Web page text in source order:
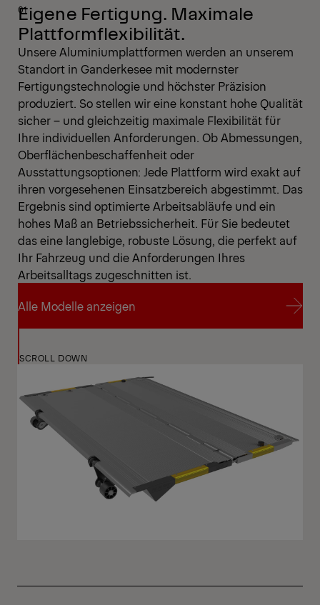
Eigene Fertigung. Maximale
Plattformflexibilität.
Unsere Aluminiumplattformen werden an unserem
Standort in Ganderkesee mit modernster
Fertigungstechnologie und höchster Präzision
produziert. So stellen wir eine konstant hohe Qualität
sicher – und gleichzeitig maximale Flexibilität für
Ihre individuellen Anforderungen. Ob Abmessungen,
Oberflächenbeschaffenheit oder
Ausstattungsoptionen: Jede Plattform wird exakt auf
ihren vorgesehenen Einsatzbereich abgestimmt. Das
Ergebnis sind optimierte Arbeitsabläufe und ein
hohes Maß an Betriebssicherheit. Für Sie bedeutet
das eine langlebige, robuste Lösung, die perfekt auf
Ihr Fahrzeug und die Anforderungen Ihres
Arbeitsalltags zugeschnitten ist.
Alle Modelle anzeigen
Alle Modelle anzeigen
SCROLL DOWN